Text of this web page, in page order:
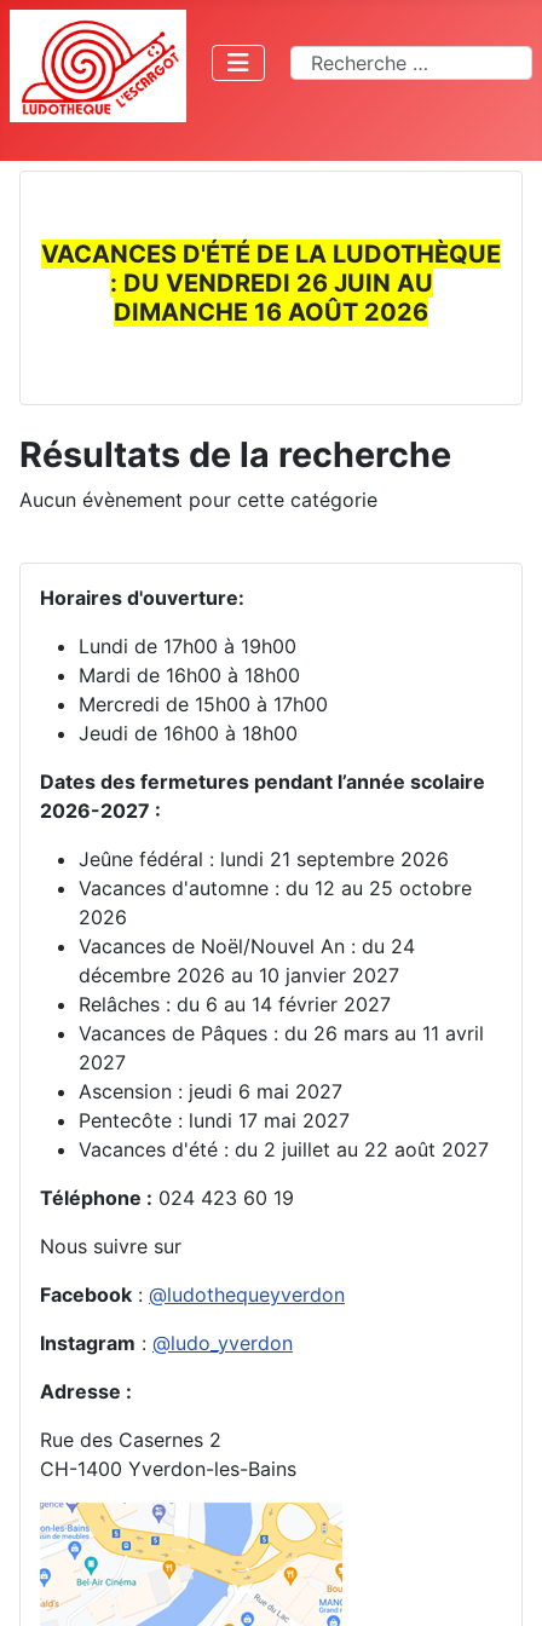
VACANCES D'ÉTÉ DE LA LUDOTHÈQUE
: DU VENDREDI 26 JUIN AU
DIMANCHE 16 AOÛT 2026
Résultats de la recherche
Aucun évènement pour cette catégorie
Horaires d'ouverture:
Lundi de 17h00 à 19h00
Mardi de 16h00 à 18h00
Mercredi de 15h00 à 17h00
Jeudi de 16h00 à 18h00
Dates des fermetures pendant l’année scolaire
2026-2027 :
Jeûne fédéral : lundi 21 septembre 2026
Vacances d'automne : du 12 au 25 octobre
2026
Vacances de Noël/Nouvel An : du 24
décembre 2026 au 10 janvier 2027
Relâches : du 6 au 14 février 2027
Vacances de Pâques : du 26 mars au 11 avril
2027
Ascension : jeudi 6 mai 2027
Pentecôte : lundi 17 mai 2027
Vacances d'été : du 2 juillet au 22 août 2027
Téléphone : 024 423 60 19
Nous suivre sur
Facebook : @ludothequeyverdon
Instagram : @ludo_yverdon
Adresse :
Rue des Casernes 2
CH-1400 Yverdon-les-Bains